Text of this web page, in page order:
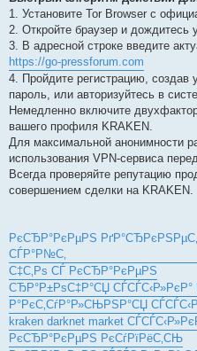
1. Установите Tor Browser с
2. Откройте браузер и дождитесь
3. В адресной строке введите
https://go-pressforum.com
4. Пройдите регистрацию, создав
пароль, или авторизуйтесь в
Немедленно включите
вашего профиля KRAKEN.
Для максимальной анонимности
использования VPN-сервиса
Всегда проверяйте репутацию
совершением сделки на KRAKEN.
РєСЂР°РєРµРЅ
СЃР°Р№С‚
С‡С‚Рѕ СЃ РєСЂР°РєРµРЅ
СЂР°Р±РѕС‡Р°СЏ
Р°РєС‚СѓР°Р»СЊРЅР°СЏ
kraken darknet market
РєСЂР°РєРµРЅ РєСѓРїРёС‚СЊ